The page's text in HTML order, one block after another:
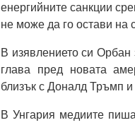
енергийните санкции
не може да го остави на
В изявлението си
глава пред новата
близък с Доналд Тръмп
В Унгария медиите